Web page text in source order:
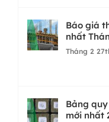
Báo giá
nhất
Tháng 2
Bảng
mới nhất